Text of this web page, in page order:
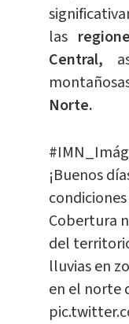
las
Central,
Norte.
¡Buenos
Cobertura
del
lluvias en
en el norte